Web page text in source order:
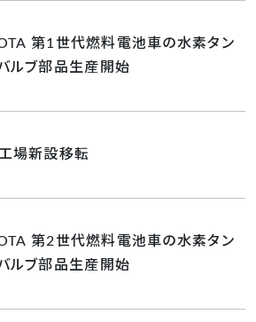
第1世代燃料電池車の水素タン
ルブ部品生産開始
場新設移転
第2世代燃料電池車の水素タン
ルブ部品生産開始